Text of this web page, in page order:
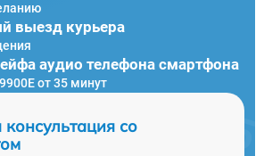
выезд курьера
аудио телефона смартфона
от 35 минут
со